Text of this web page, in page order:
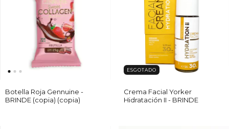
Botella Roja Gennuine -
BRINDE (copia) (copia)
ESGOTADO
Crema Facial Yorker
Hidratación II - BRINDE